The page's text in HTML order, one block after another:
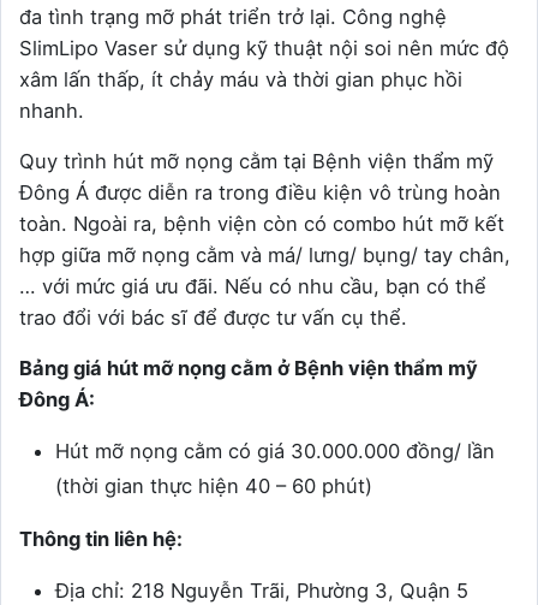
đa tình trạng mỡ phát triển trở lại. Công nghệ
SlimLipo Vaser sử dụng kỹ thuật nội soi nên mức độ
xâm lấn thấp, ít chảy máu và thời gian phục hồi
nhanh.
Quy trình hút mỡ nọng cằm tại Bệnh viện thẩm mỹ
Đông Á được diễn ra trong điều kiện vô trùng hoàn
toàn. Ngoài ra, bệnh viện còn có combo hút mỡ kết
hợp giữa mỡ nọng cằm và má/ lưng/ bụng/ tay chân,
… với mức giá ưu đãi. Nếu có nhu cầu, bạn có thể
trao đổi với bác sĩ để được tư vấn cụ thể.
Bảng giá hút mỡ nọng cằm ở Bệnh viện thẩm mỹ
Đông Á:
Hút mỡ nọng cằm có giá 30.000.000 đồng/ lần
(thời gian thực hiện 40 – 60 phút)
Thông tin liên hệ:
Địa chỉ: 218 Nguyễn Trãi, Phường 3, Quận 5